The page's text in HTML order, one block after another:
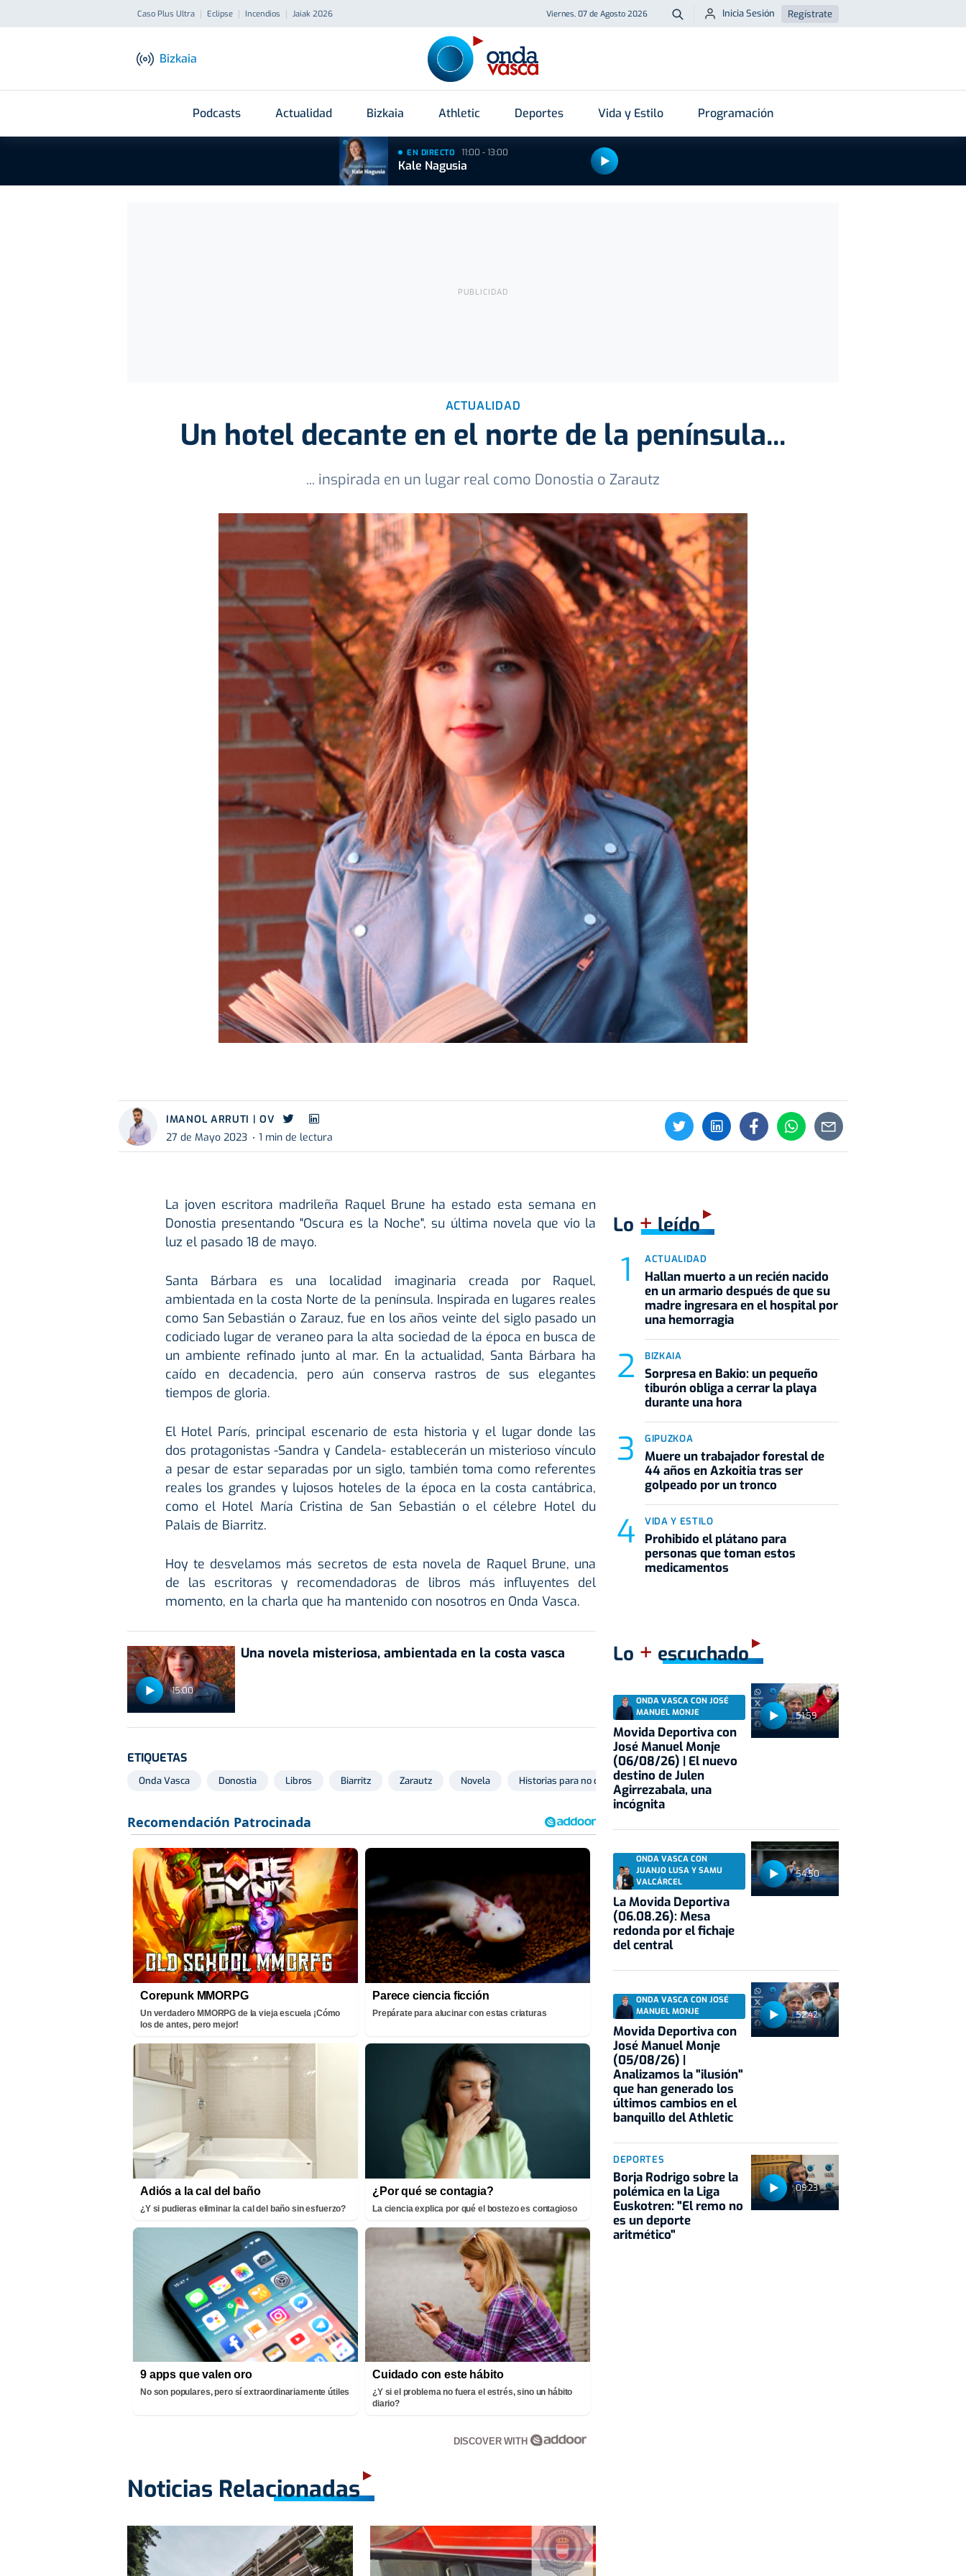
Caso Plus Ultra Eclipse Incendios Jaiak 2026 Viernes, 07 de Agosto 2026 Buscar
Inicia Sesión Regístrate
Bizkaia
Podcasts Actualidad Bizkaia Athletic Deportes Vida y Estilo Programación
EN DIRECTO 11:00 - 13:00
Kale Nagusia
ACTUALIDAD
Un hotel decante en el norte de la península...
... inspirada en un lugar real como Donostia o Zarautz
IMANOL ARRUTI | OV
27 de Mayo 2023
1 min de lectura
La joven escritora madrileña Raquel Brune ha estado esta semana en
Donostia presentando "Oscura es la Noche", su última novela que vio la
luz el pasado 18 de mayo.
Santa Bárbara es una localidad imaginaria creada por Raquel,
ambientada en la costa Norte de la península. Inspirada en lugares reales
como San Sebastián o Zarauz, fue en los años veinte del siglo pasado un
codiciado lugar de veraneo para la alta sociedad de la época en busca de
un ambiente refinado junto al mar. En la actualidad, Santa Bárbara ha
caído en decadencia, pero aún conserva rastros de sus elegantes
tiempos de gloria.
El Hotel París, principal escenario de esta historia y el lugar donde las
dos protagonistas -Sandra y Candela- establecerán un misterioso vínculo
a pesar de estar separadas por un siglo, también toma como referentes
reales los grandes y lujosos hoteles de la época en la costa cantábrica,
como el Hotel María Cristina de San Sebastián o el célebre Hotel du
Palais de Biarritz.
Hoy te desvelamos más secretos de esta novela de Raquel Brune, una
de las escritoras y recomendadoras de libros más influyentes del
momento, en la charla que ha mantenido con nosotros en Onda Vasca.
15:00
Una novela misteriosa, ambientada en la costa vasca
ETIQUETAS
Onda Vasca Donostia Libros Biarritz Zarautz Novela Historias para no dormir Fnac Escritora
Corepunk MMORPG
Un verdadero MMORPG de la vieja escuela ¡Cómo
los de antes, pero mejor!
Parece ciencia ficción
Prepárate para alucinar con estas criaturas
Adiós a la cal del baño
¿Y si pudieras eliminar la cal del baño sin esfuerzo?
¿Por qué se contagia?
La ciencia explica por qué el bostezo es contagioso
9 apps que valen oro
No son populares, pero sí extraordinariamente útiles
Cuidado con este hábito
¿Y si el problema no fuera el estrés, sino un hábito
diario?
DISCOVER WITH
Noticias Relacionadas
Lo +leído
ACTUALIDAD
Hallan muerto a un recién nacido
en un armario después de que su
madre ingresara en el hospital por
una hemorragia
BIZKAIA
Sorpresa en Bakio: un pequeño
tiburón obliga a cerrar la playa
durante una hora
GIPUZKOA
Muere un trabajador forestal de
44 años en Azkoitia tras ser
golpeado por un tronco
VIDA Y ESTILO
Prohibido el plátano para
personas que toman estos
medicamentos
Lo + escuchado
51:59
ONDA VASCA CON JOSÉ
MANUEL MONJE
Movida Deportiva con
José Manuel Monje
(06/08/26) | El nuevo
destino de Julen
Agirrezabala, una
incógnita
54:50
ONDA VASCA CON
JUANJO LUSA Y SAMU
VALCÁRCEL
La Movida Deportiva
(06.08.26): Mesa
redonda por el fichaje
del central
52:42
ONDA VASCA CON JOSÉ
MANUEL MONJE
Movida Deportiva con
José Manuel Monje
(05/08/26) |
Analizamos la "ilusión"
que han generado los
últimos cambios en el
banquillo del Athletic
09:23
DEPORTES
Borja Rodrigo sobre la
polémica en la Liga
Euskotren: "El remo no
es un deporte
aritmético"